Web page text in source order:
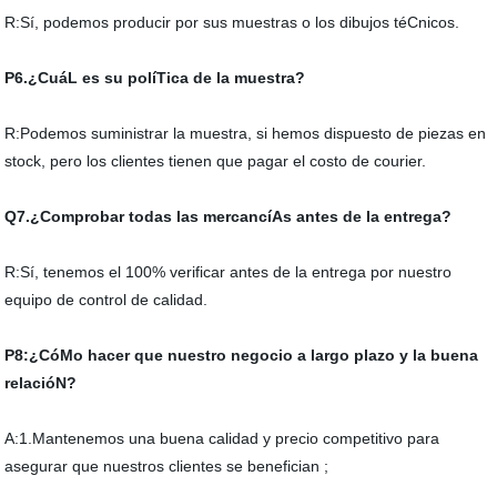
R:Sí, podemos producir por sus muestras o los dibujos téCnicos.
P6.¿CuáL es su políTica de la muestra?
R:Podemos suministrar la muestra, si hemos dispuesto de piezas en
stock, pero los clientes tienen que pagar el costo de courier.
Q7.¿Comprobar todas las mercancíAs antes de la entrega?
R:Sí, tenemos el 100% verificar antes de la entrega por nuestro
equipo de control de calidad.
P8:¿CóMo hacer que nuestro negocio a largo plazo y la buena
relacióN?
A:1.Mantenemos una buena calidad y precio competitivo para
asegurar que nuestros clientes se benefician ;